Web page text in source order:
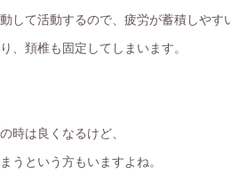
て活動するので、疲労が蓄積しやす
、頚椎も固定してしまいます。
時は良くなるけど、
うという方もいますよね。